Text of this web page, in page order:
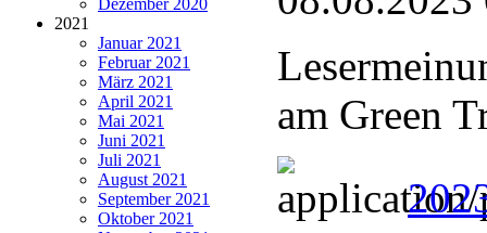
2021
Januar 2021
Februar 2021
März 2021
April 2021
Mai 2021
Juni 2021
Juli 2021
August 2021
September 2021
Oktober 2021
am Green